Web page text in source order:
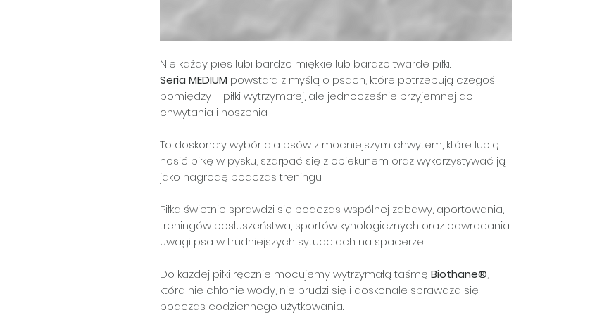
Nie każdy pies lubi bardzo miękkie lub bardzo twarde piłki.
Seria MEDIUM powstała z myślą o psach, które potrzebują czegoś
pomiędzy – piłki wytrzymałej, ale jednocześnie przyjemnej do
chwytania i noszenia.
To doskonały wybór dla psów z mocniejszym chwytem, które lubią
nosić piłkę w pysku, szarpać się z opiekunem oraz wykorzystywać ją
jako nagrodę podczas treningu.
Piłka świetnie sprawdzi się podczas wspólnej zabawy, aportowania,
treningów posłuszeństwa, sportów kynologicznych oraz odwracania
uwagi psa w trudniejszych sytuacjach na spacerze.
Do każdej piłki ręcznie mocujemy wytrzymałą taśmę Biothane®,
która nie chłonie wody, nie brudzi się i doskonale sprawdza się
podczas codziennego użytkowania.